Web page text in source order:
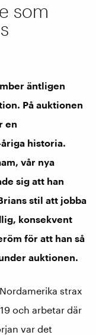
som
äntligen
På auktionen
en
historia.
vår nya
sig att han
stil att jobba
konsekvent
för att han så
auktionen.
strax
och arbetar där
var det